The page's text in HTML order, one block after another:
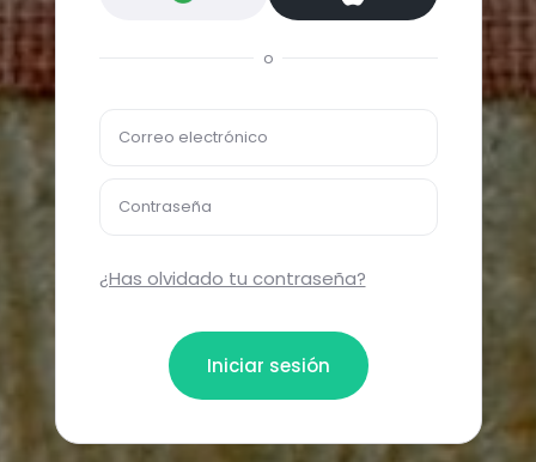
o
Correo electrónico
Contraseña
¿Has olvidado tu contraseña?
Iniciar sesión